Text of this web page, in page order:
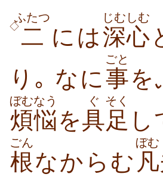
◇ 二
ふたつ
には深心
じむしむ
り｡ なに事
ごと
を
煩悩
ぼむなう
を具
ぐ
足
そく
根
ごん
なからむ 凡
ぼむ